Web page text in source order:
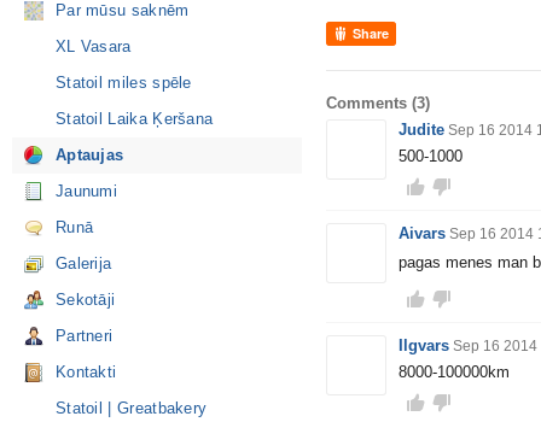
Par mūsu saknēm
XL Vasara
Statoil miles spēle
Statoil Laika Ķeršana
Aptaujas
Jaunumi
Runā
Galerija
Sekotāji
Partneri
Kontakti
Statoil | Greatbakery
Share
Comments (3)
Judite Sep 16 2014
500-1000
Aivars Sep 16 2014
pagas menes man
Ilgvars Sep 16 2014
8000-100000km